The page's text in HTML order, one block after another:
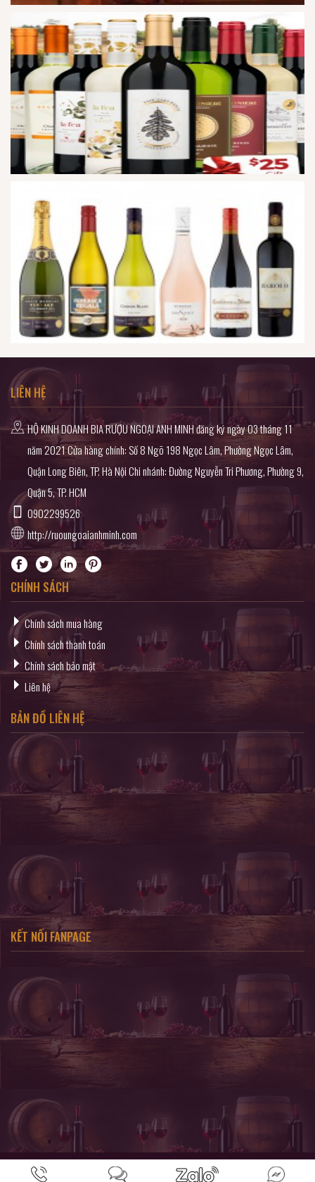
LIÊN HỆ
HỘ KINH DOANH BIA RƯỢU NGOẠI ANH MINH đăng ký ngày 03 tháng 11
năm 2021 Cửa hàng chính: Số 8 Ngõ 198 Ngọc Lâm, Phường Ngọc Lâm,
Quận Long Biên, TP. Hà Nội Chi nhánh: Đường Nguyễn Tri Phương, Phường 9,
Quận 5, TP. HCM
0902299526
http://ruoungoaianhminh.com
CHÍNH SÁCH
Chính sách mua hàng
Chính sách thanh toán
Chính sách bảo mật
Liên hệ
BẢN ĐỒ LIÊN HỆ
KẾT NỐI FANPAGE
SẢN PHẨM CHỈ DÀNH CHO KHÁCH HÀNG TỪ 18 TUỔI TRỞ LÊN !